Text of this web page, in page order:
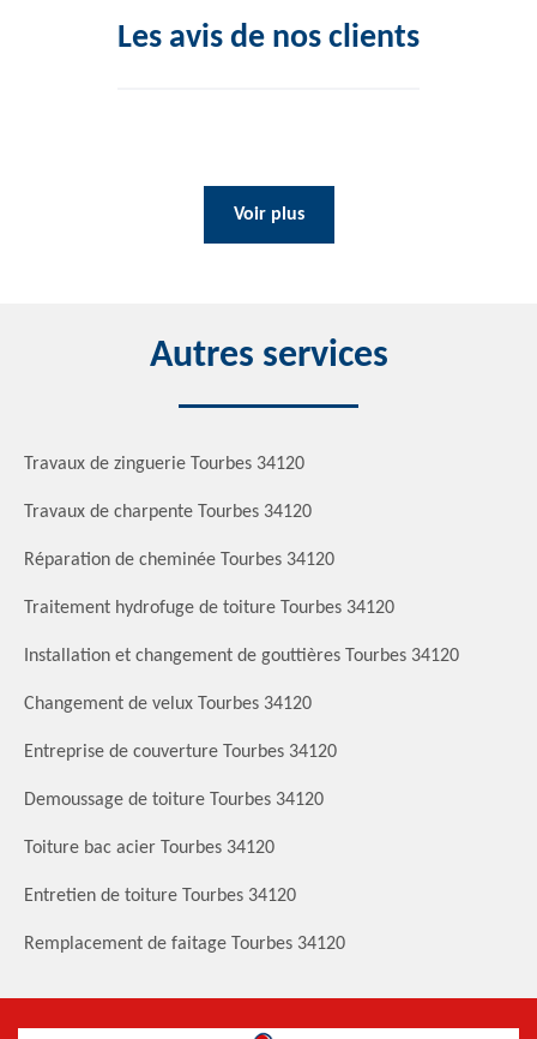
Les avis de nos clients
Voir plus
Autres services
Travaux de zinguerie Tourbes 34120
Travaux de charpente Tourbes 34120
Réparation de cheminée Tourbes 34120
Traitement hydrofuge de toiture Tourbes 34120
Installation et changement de gouttières Tourbes 34120
Changement de velux Tourbes 34120
Entreprise de couverture Tourbes 34120
Demoussage de toiture Tourbes 34120
Toiture bac acier Tourbes 34120
Entretien de toiture Tourbes 34120
Remplacement de faitage Tourbes 34120